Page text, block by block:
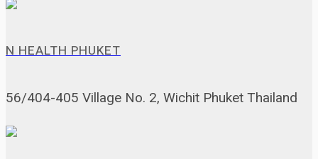
N HEALTH PHUKET
56/404-405 Village No. 2, Wichit Phuket Thailand